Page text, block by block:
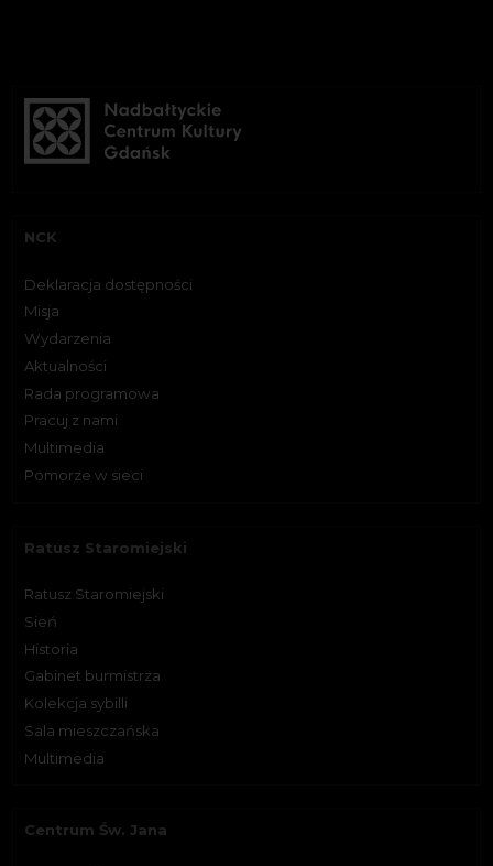
NCK
Deklaracja dostępności
Misja
Wydarzenia
Aktualności
Rada programowa
Pracuj z nami
Multimedia
Pomorze w sieci
Ratusz Staromiejski
Ratusz Staromiejski
Sień
Historia
Gabinet burmistrza
Kolekcja sybilli
Sala mieszczańska
Multimedia
Centrum Św. Jana